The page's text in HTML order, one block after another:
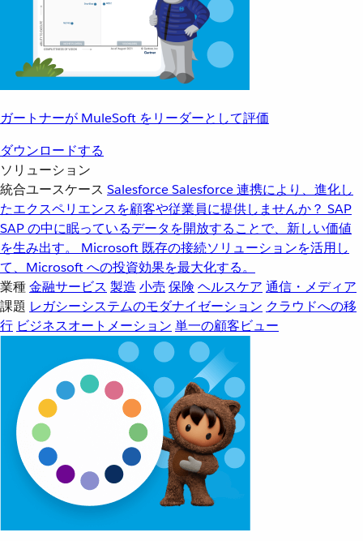
ガートナーが MuleSoft をリーダーとして評価
ダウンロードする
ソリューション
統合ユースケース SalesforceSalesforce 連携により、進化し
たエクスペリエンスを顧客や従業員に提供しませんか？ SAP
SAP の中に眠っているデータを開放することで、新しい価値
を生み出す。
Microsoft 既存の接続ソリューションを活用し
て、Microsoft への投資効果を最大化する。
業種金融サービス 製造 小売 保険 ヘルスケア 通信・メディア
課題 レガシーシステムのモダナイゼーション クラウドへの移
行 ビジネスオートメーション 単一の顧客ビュー